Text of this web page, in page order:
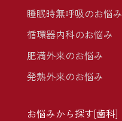
睡眠時無呼吸のお悩み
循環器内科のお悩み
肥満外来のお悩み
発熱外来のお悩み
お悩みから探す[歯科]